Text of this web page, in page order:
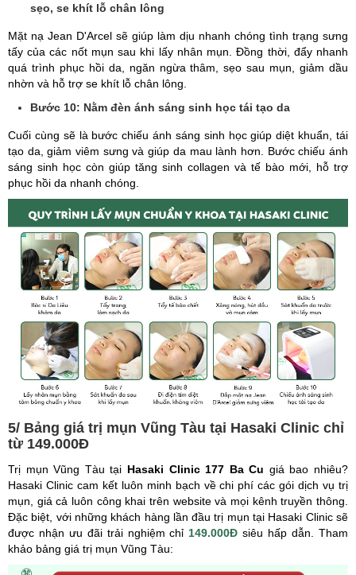
sẹo, se khít lỗ chân lông
Mặt nạ Jean D'Arcel sẽ giúp làm dịu nhanh chóng tình trạng sưng
tấy của các nốt mụn sau khi lấy nhân mụn. Đồng thời, đẩy nhanh
quá trình phục hồi da, ngăn ngừa thâm, sẹo sau mụn, giảm dầu
nhờn và hỗ trợ se khít lỗ chân lông.
Bước 10: Nằm đèn ánh sáng sinh học tái tạo da
Cuối cùng sẽ là bước chiếu ánh sáng sinh học giúp diệt khuẩn, tái
tạo da, giảm viêm sưng và giúp da mau lành hơn. Bước chiếu ánh
sáng sinh học còn giúp tăng sinh collagen và tế bào mới, hỗ trợ
phục hồi da nhanh chóng.
5/ Bảng giá trị mụn Vũng Tàu tại Hasaki Clinic chỉ
từ 149.000Đ
Trị mụn Vũng Tàu tại Hasaki Clinic 177 Ba Cu giá bao nhiêu?
Hasaki Clinic cam kết luôn minh bạch về chi phí các gói dịch vụ trị
mụn, giá cả luôn công khai trên website và mọi kênh truyền thông.
Đặc biệt, với những khách hàng lần đầu trị mụn tại Hasaki Clinic sẽ
được nhận ưu đãi trải nghiệm chỉ 149.000Đsiêu hấp dẫn. Tham
khảo bảng giá trị mụn Vũng Tàu: